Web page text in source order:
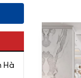
Hà
Bán
Block
bán từ 6
Bán biệt
Lô biệt